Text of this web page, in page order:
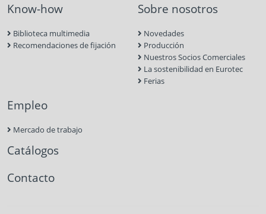
Know-how
Biblioteca multimedia
Recomendaciones de fijación
Sobre nosotros
Novedades
Producción
Nuestros Socios Comerciales
La sostenibilidad en Eurotec
Ferias
Empleo
Mercado de trabajo
Catálogos
Contacto